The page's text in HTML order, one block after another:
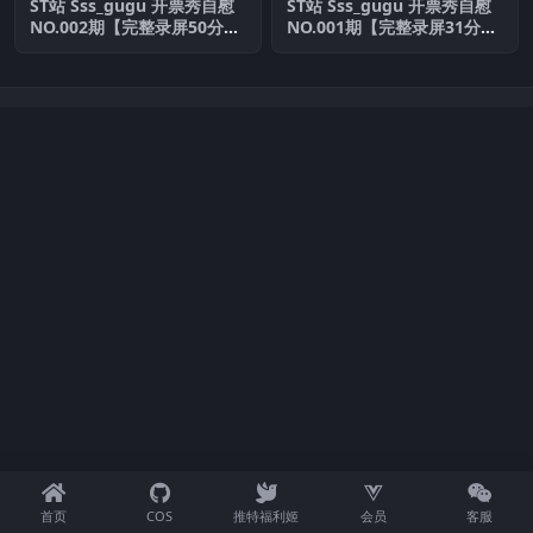
ST站 Sss_gugu 开票秀自慰
NO.002期【完整录屏50分
ST站 Sss_gugu 开票秀自慰
NO.001期【完整录屏31分
首页 COS 推特福利姬 会员 客服